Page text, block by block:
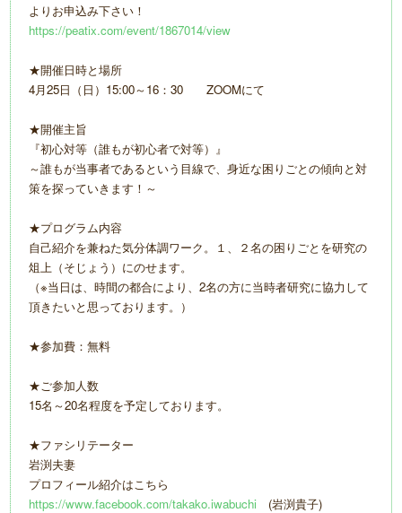
よりお申込み下さい！
https://peatix.com/event/1867014/view
★開催日時と場所
4月25日（日）15:00～16：30 ZOOMにて
★開催主旨
『初心対等（誰もが初心者で対等）』
～誰もが当事者であるという目線で、身近な困りごとの傾向と対
策を探っていきます！～
★プログラム内容
自己紹介を兼ねた気分体調ワーク。１、２名の困りごとを研究の
俎上（そじょう）にのせます。
（※当日は、時間の都合により、2名の方に当時者研究に協力して
頂きたいと思っております。）
★参加費：無料
★ご参加人数
15名～20名程度を予定しております。
★ファシリテーター
岩渕夫妻
プロフィール紹介はこちら
https://www.facebook.com/takako.iwabuchi (岩渕貴子)